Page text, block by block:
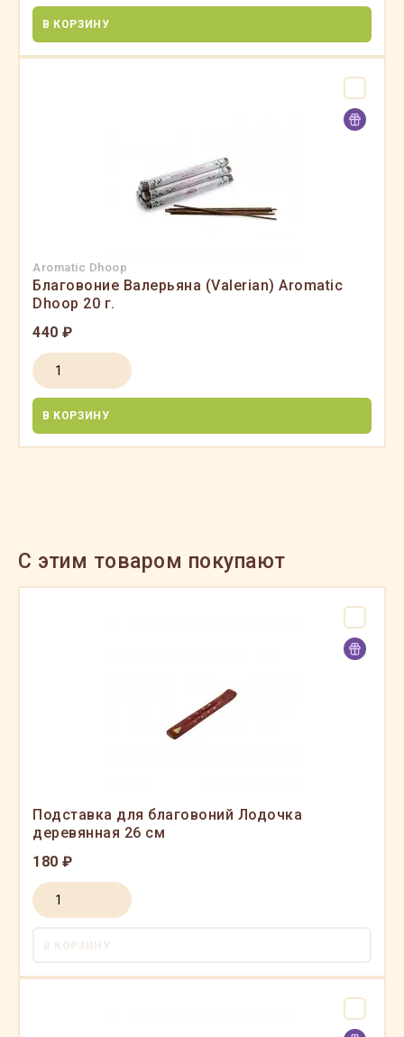
В КОРЗИНУ
Aromatic Dhoop
Благовоние Валерьяна (Valerian) Aromatic
Dhoop 20 г.
440 ₽
В КОРЗИНУ
C этим товаром покупают
Подставка для благовоний Лодочка
деревянная 26 см
180 ₽
В КОРЗИНУ